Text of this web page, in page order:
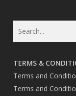
TERMS &
Terms and
Terms and